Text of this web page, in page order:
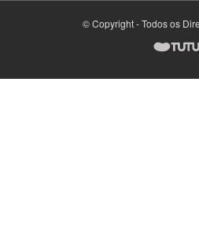
© Copyright - Todos os